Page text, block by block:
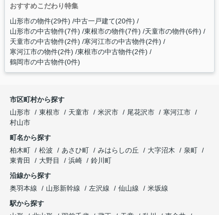
おすすめこだわり特集
山形市の物件(29件) 中古一戸建て(20件)
山形市の中古物件(7件) 東根市の物件(7件) 天童市の物件(6件)
天童市の中古物件(2件) 寒河江市の中古物件(2件)
寒河江市の物件(2件) 東根市の中古物件(2件)
鶴岡市の中古物件(0件)
市区町村から探す
山形市
東根市 天童市 米沢市 尾花沢市
寒河江市
村山市
町名から探す
柏木町
松波 あさひ町 みはらしの丘 大字沼木
泉町
東青田
大野目 浜崎
鈴川町
沿線から探す
奥羽本線
山形新幹線 左沢線 仙山線
米坂線
駅から探す